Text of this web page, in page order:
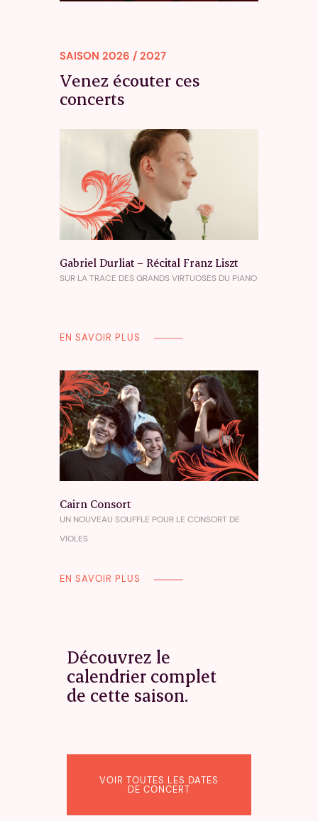
SAISON 2026 / 2027
Venez écouter ces
concerts
Gabriel Durliat – Récital Franz Liszt
SUR LA TRACE DES GRANDS VIRTUOSES DU PIANO
EN SAVOIR PLUS
Cairn Consort
UN NOUVEAU SOUFFLE POUR LE CONSORT DE
VIOLES
EN SAVOIR PLUS
Découvrez le
calendrier complet
de cette saison.
VOIR TOUTES LES DATES
DE CONCERT